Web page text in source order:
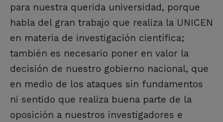
para nuestra querida universidad, porque
habla del gran trabajo que realiza la UNICEN
en materia de investigación científica;
también es necesario poner en valor la
decisión de nuestro gobierno nacional, que
en medio de los ataques sin fundamentos
ni sentido que realiza buena parte de la
oposición a nuestros investigadores e